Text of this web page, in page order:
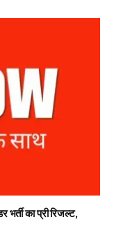
का प्री रिजल्ट,